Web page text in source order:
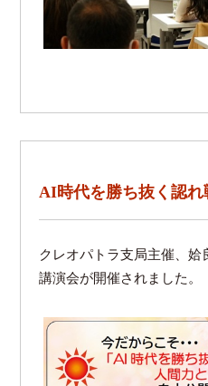
AI時代を勝ち抜く認
クレオパトラ支局主催、姶
講演会が開催されました。